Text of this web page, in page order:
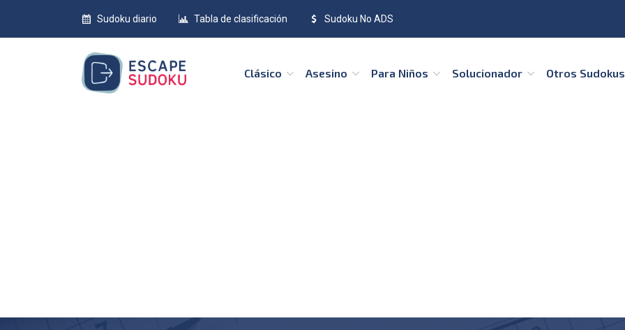
Sudoku diario Tabla de clasificación Sudoku No ADS
Clásico Asesino Para Niños Solucionador Otros